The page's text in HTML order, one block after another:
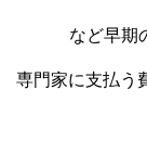
など早期
専門家に支払う